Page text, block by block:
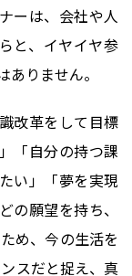
ーは、会社や人
と、イヤイヤ参
ありません。
改革をして目標
「自分の持つ課
い」「夢を実現
の願望を持ち、
め、今の生活を
スだと捉え、真